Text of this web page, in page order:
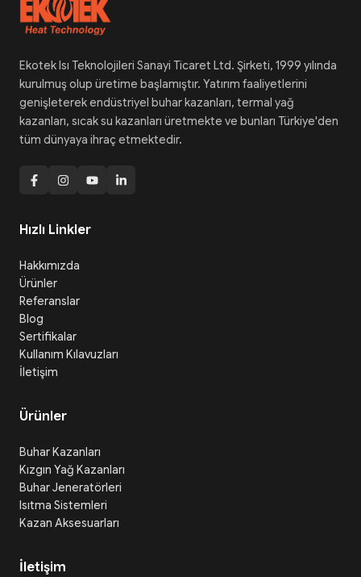
Ekotek Isı Teknolojileri Sanayi Ticaret Ltd. Şirketi, 1999 yılında
kurulmuş olup üretime başlamıştır. Yatırım faaliyetlerini
genişleterek endüstriyel buhar kazanları, termal yağ
kazanları, sıcak su kazanları üretmekte ve bunları Türkiye'den
tüm dünyaya ihraç etmektedir.
Hızlı Linkler
Hakkımızda
Ürünler
Referanslar
Blog
Sertifikalar
Kullanım Kılavuzları
İletişim
Ürünler
Buhar Kazanları
Kızgın Yağ Kazanları
Buhar Jeneratörleri
Isıtma Sistemleri
Kazan Aksesuarları
İletişim